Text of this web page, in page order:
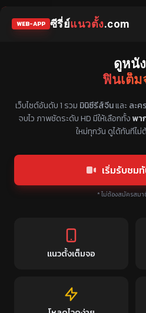
WEB-APP ซีรี่ย์แนวตั้ง.com
ดูหนั
ฟินเต็ม
เว็บไซต์อันดับ 1 รวม มินิซีรีส์จีนและ ละ
จบไว ภาพชัดระดับ HD มีให้เลือกทั้งพา
ใหม่ทุกวัน ดูได้ทันทีไ
เริ่มรับชม
* ไม่ต้องสมัครสม
แนวตั้งเต็มจอ